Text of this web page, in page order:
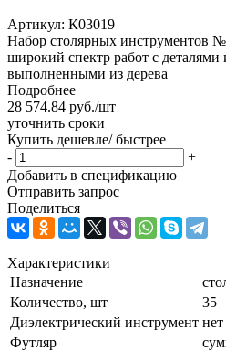
Артикул: К03019
Набор столярных инструментов
широкий спектр работ с деталями
выполненными из дерева
Подробнее
28 574.84 руб./шт
уточнить сроки
Купить дешевле/ быстрее
-
+
Добавить в спецификацию
Отправить запрос
Поделиться
Характеристики
Назначение
Количество, шт
35
Диэлектрический инструмент нет
Футляр